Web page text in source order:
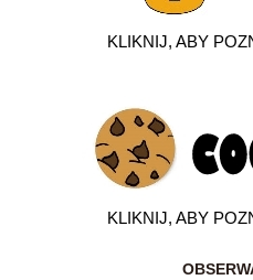
KLIKNIJ, ABY
KLIKNIJ, ABY